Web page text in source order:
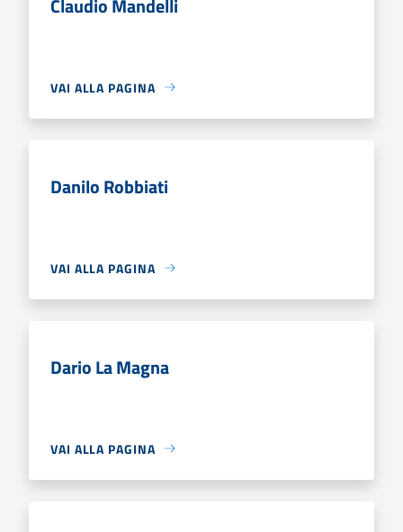
VAI ALLA PAGINA
Danilo Robbiati
VAI ALLA PAGINA
Dario La Magna
VAI ALLA PAGINA